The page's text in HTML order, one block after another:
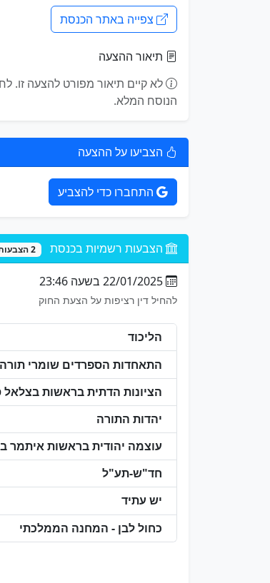
צפייה באתר הכנסת
תיאור ההצעה
הנוסח המלא.
הצביעו על ההצעה
התחברו כדי להצביע
הצבעות רשמיות בכנסת 2 הצבעות
להחיל דין רציפות על הצעת החוק
הליכוד
התאחדות הספרדים שומרי
הציונות הדתית בראשות בצלאל
יהדות התורה
עוצמה יהודית בראשות איתמר
חד"ש-תע"ל
יש עתיד
כחול לבן - המחנה הממלכתי